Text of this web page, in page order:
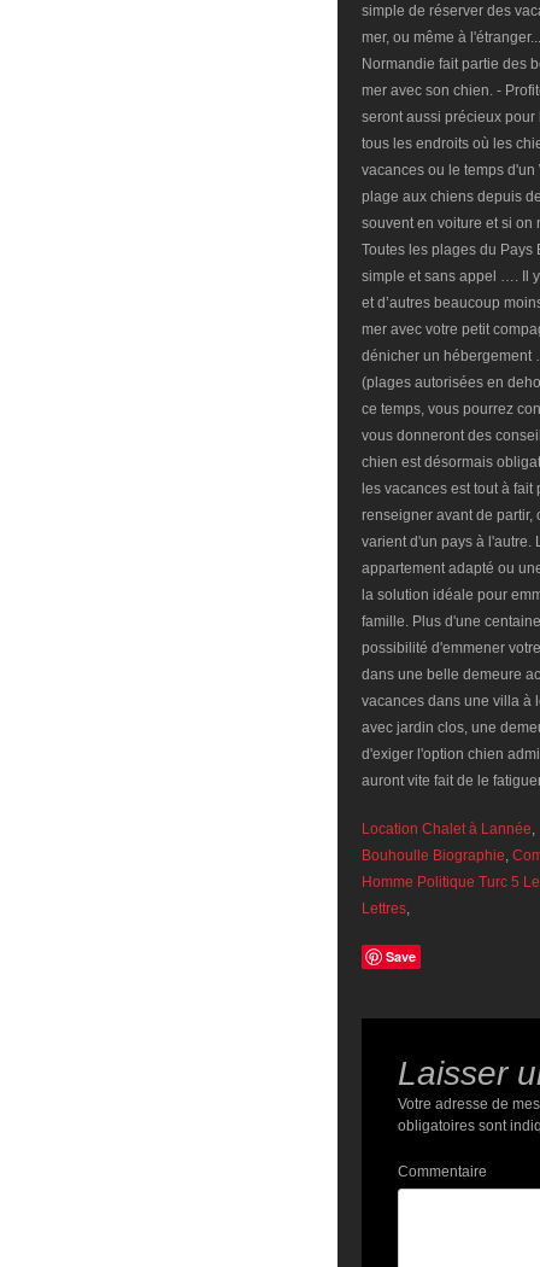
Location Chalet à Lannée,
Bouhoulle Biographie,
Homme Politique Turc 5
Lettres,
Save
Laisser
Votre adresse de
obligatoires sont
Commentaire